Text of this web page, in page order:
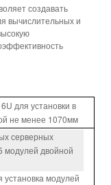
создавать
вычислительных и
для установки в
не менее 1070мм
серверных
модулей двойной
установка модулей